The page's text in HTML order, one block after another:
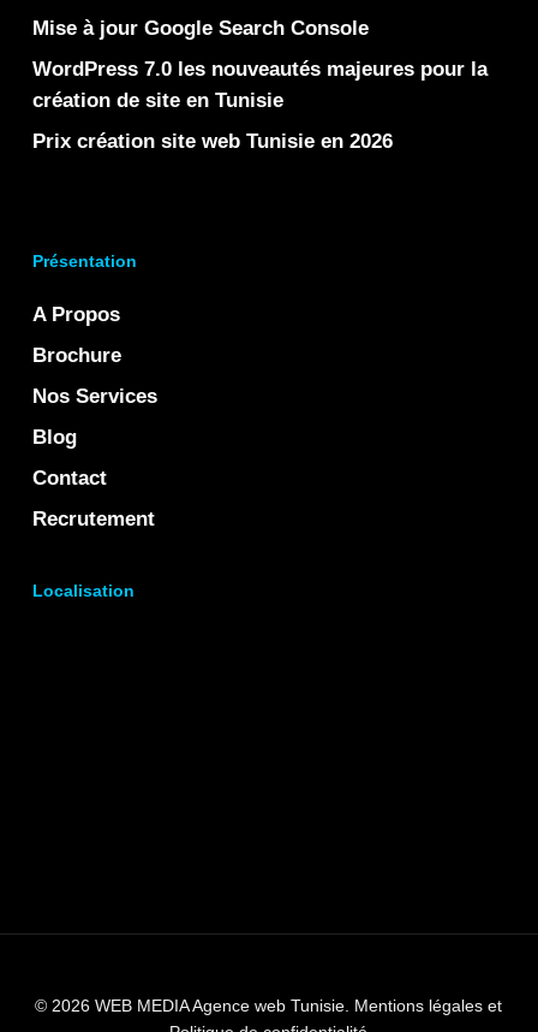
Mise à jour Google Search Console
WordPress 7.0 les nouveautés majeures pour la
création de site en Tunisie
Prix création site web Tunisie en 2026
Présentation
A Propos
Brochure
Nos Services
Blog
Contact
Recrutement
Localisation
© 2026 WEB MEDIA Agence web Tunisie. Mentions légales et